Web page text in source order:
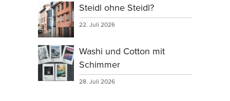
Steidl ohne Steidl?
22. Juli 2026
Washi und Cotton mit
Schimmer
28. Juli 2026